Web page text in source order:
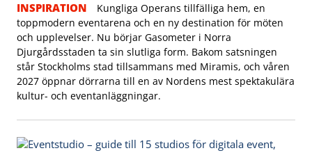
INSPIRATION
Kungliga Operans tillfälliga hem, en
toppmodern eventarena och en ny destination för möten
och upplevelser. Nu börjar Gasometer i Norra
Djurgårdsstaden ta sin slutliga form. Bakom satsningen
står Stockholms stad tillsammans med Miramis, och våren
2027 öppnar dörrarna till en av Nordens mest spektakulära
kultur- och eventanläggningar.